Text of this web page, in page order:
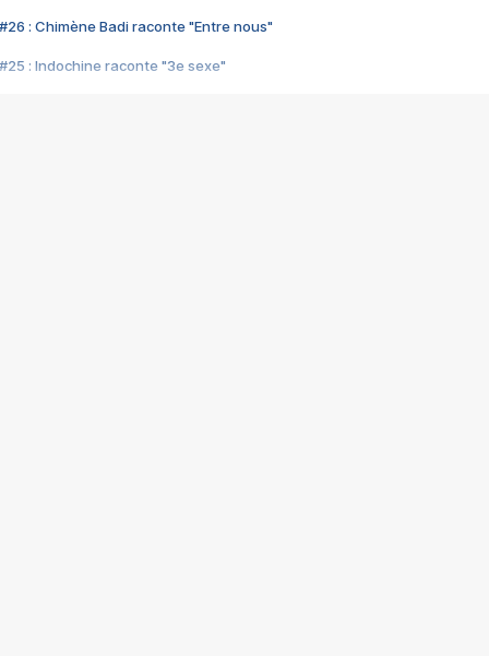
#26 : Chimène Badi raconte "Entre nous"
#25 : Indochine raconte "3e sexe"